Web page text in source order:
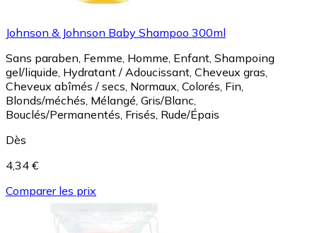
Johnson & Johnson Baby Shampoo 300ml
Sans paraben, Femme, Homme, Enfant, Shampoing
gel/liquide, Hydratant / Adoucissant, Cheveux gras,
Cheveux abîmés / secs, Normaux, Colorés, Fin,
Blonds/méchés, Mélangé, Gris/Blanc,
Bouclés/Permanentés, Frisés, Rude/Épais
Dès
4,34 €
Comparer les prix